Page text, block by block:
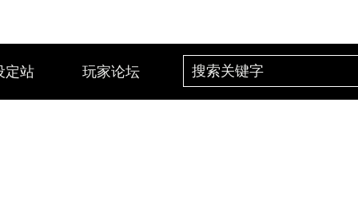
定站 玩家论坛